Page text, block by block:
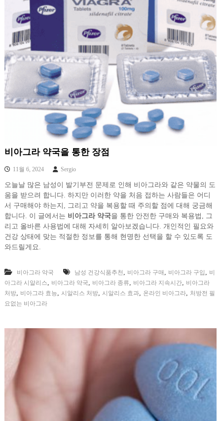
비아그라 약국을 통한 장점
11월 6, 2024 Sergio
오늘날 많은 남성이 발기부전 문제로 인해 비아그라와 같은 약물의 도
움을 받으려 합니다. 하지만 이러한 약을 처음 접하는 사람들은 어디
서 구매해야 하는지, 그리고 약을 복용할 때 주의할 점에 대해 궁금해
합니다. 이 글에서는 비아그라 약국을 통한 안전한 구매와 복용법, 그
리고 올바른 사용법에 대해 자세히 알아보겠습니다. 개인적인 필요와
건강 상태에 맞는 적절한 정보를 통해 현명한 선택을 할 수 있도록 도
와드릴게요.
비아그라 약국 남성 건강식품추천 , 비아그라 구매 , 비아그라 구입 , 비
아그라 시알리스, 비아그라 약국, 비아그라 종류, 비아그라 지속시간, 비아그라
처방, 비아그라 효능, 시알리스 처방, 시알리스 효과, 온라인 비아그라, 처방전 필
요없는 비아그라